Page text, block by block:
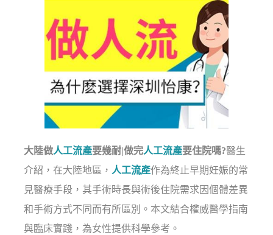
大陸做人工流產要幾耐|做完人工流產要住院嗎?醫生
介紹，在大陸地區， 人工流產作為終止早期妊娠的常
見醫療手段，其手術時長與術後住院需求因個體差異
和手術方式不同而有所區別。本文結合權威醫學指南
與臨床實踐，為女性提供科學參考。